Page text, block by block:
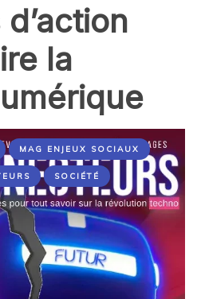
la
MAG ENJEUX SOCIAUX
SOCIÉTÉ